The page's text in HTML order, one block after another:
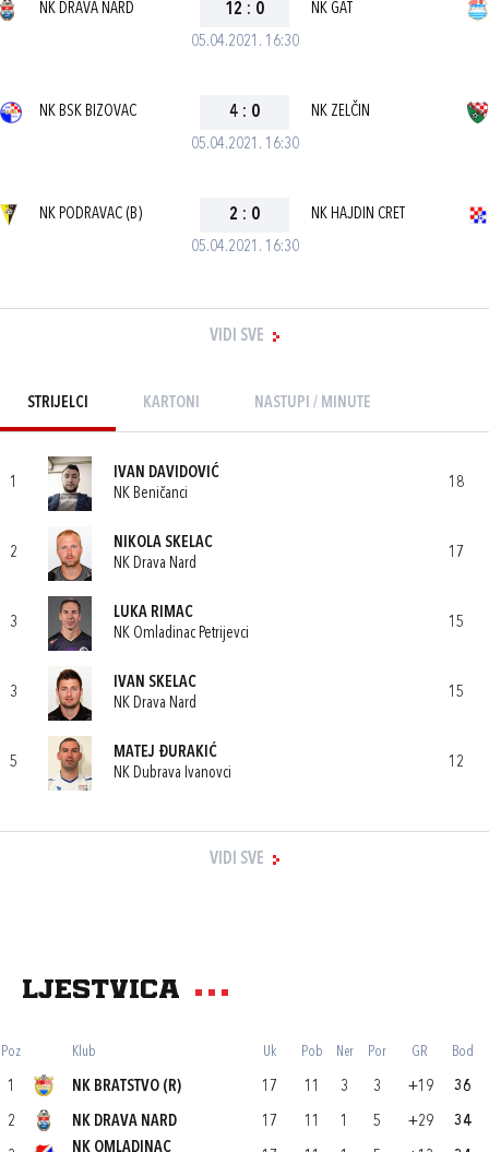
05.04.2021. 16:30
NK DRAVA NARD 12 : 0 NK GAT
05.04.2021. 16:30
NK BSK BIZOVAC 4 : 0 NK ZELČIN
05.04.2021. 16:30
NK PODRAVAC (B) 2 : 0 NK HAJDIN CRET
VIDI SVE
STRIJELCI KARTONI NASTUPI / MINUTE
1
IVAN DAVIDOVIĆ
NK Beničanci
18
2
NIKOLA SKELAC
NK Drava Nard
17
3
LUKA RIMAC
NK Omladinac Petrijevci
15
3
IVAN SKELAC
NK Drava Nard
15
5
MATEJ ĐURAKIĆ
NK Dubrava Ivanovci
12
VIDI SVE
Ljestvica
Poz Klub Uk Pob Ner Por GR Bod
1 NK BRATSTVO (R) 17 11 3 3 +19 36
2 NK DRAVA NARD 17 11 1 5 +29 34
NK OMLADINAC